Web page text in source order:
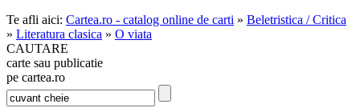
Te afli aici: Cartea.ro - catalog online de carti » Beletristica / Critica
» Literatura clasica » O viata
CAUTARE
carte sau publicatie
pe cartea.ro